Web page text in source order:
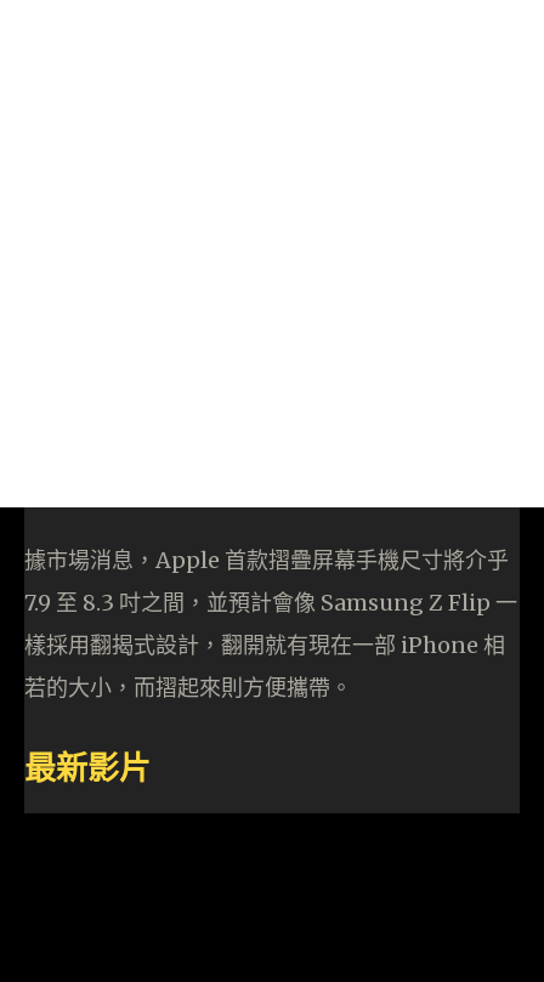
據市場消息，Apple 首款摺疊屏幕手機尺寸將介乎
7.9 至 8.3 吋之間，並預計會像 Samsung Z Flip 一
樣採用翻揭式設計，翻開就有現在一部 iPhone 相
若的大小，而摺起來則方便攜帶。
最新影片